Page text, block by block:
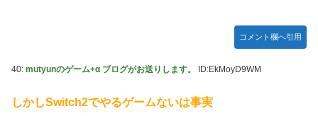
コメント欄へ引用
40: mutyunのゲーム+α ブログがお送りします。 ID:EkMoyD9WM
しかしSwitch2でやるゲームないは事実